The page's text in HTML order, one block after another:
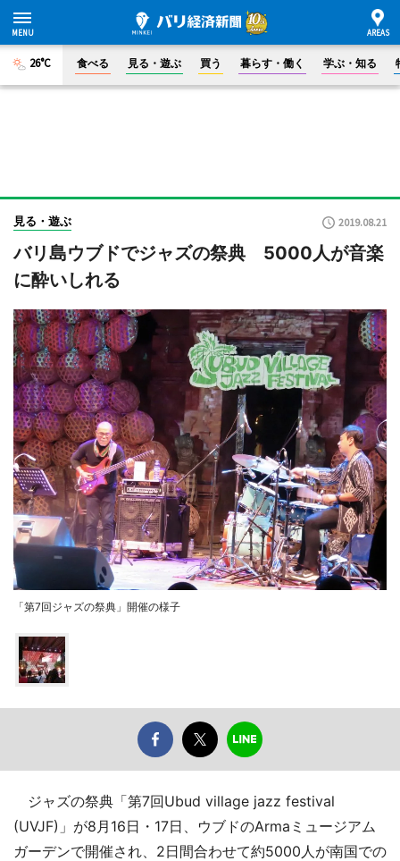
26°C 食べる 見る・遊ぶ 買う 暮らす・働く 学ぶ・知る
見る・遊ぶ 2019.08.21
バリ島ウブドでジャズの祭典 5000人が音楽
に酔いしれる
「第7回ジャズの祭典」開催の様子
ジャズの祭典「第7回Ubud village jazz festival
(UVJF)」が8月16日・17日、ウブドのArmaミュージアム
ガーデンで開催され、2日間合わせて約5000人が南国での